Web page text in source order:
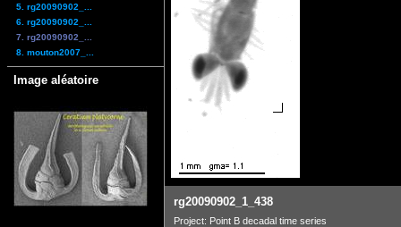
5. rg20090902_...
6. rg20090902_...
7. rg20090902_...
8. mouton2007_...
Image aléatoire
rg20090902_1_438
Project: Point B decadal time series